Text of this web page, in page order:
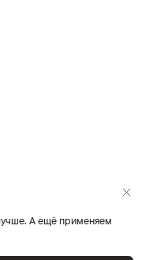
А ещё применяем